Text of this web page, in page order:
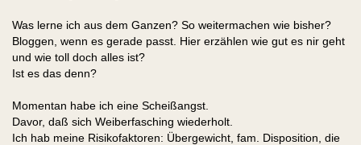
Was lerne ich aus dem Ganzen? So weitermachen wie bisher?
Bloggen, wenn es gerade passt. Hier erzählen wie gut es nir geht
und wie toll doch alles ist?
Ist es das denn?
Momentan habe ich eine Scheißangst.
Davor, daß sich Weiberfasching wiederholt.
Ich hab meine Risikofaktoren: Übergewicht, fam. Disposition, die